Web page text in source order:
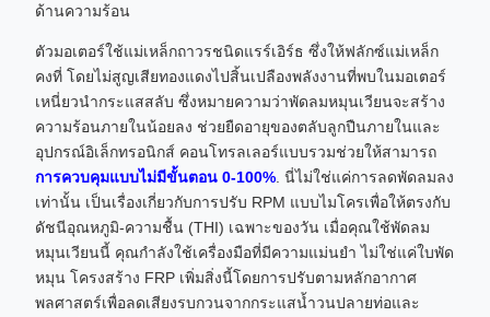
ด้านความร้อน
ตัวมอเตอร์ใช้แม่เหล็กถาวรชนิดแรร์เอิร์ธ ซึ่งให้ฟลักซ์แม่เหล็ก
คงที่ โดยไม่สูญเสียทองแดงไปสิ้นเปลืองพลังงานที่พบในมอเตอร์
เหนี่ยวนำกระแสสลับ ซึ่งหมายความว่าพัดลมหมุนเวียนจะสร้าง
ความร้อนภายในน้อยลง ช่วยยืดอายุของตลับลูกปืนภายในและ
อุปกรณ์อิเล็กทรอนิกส์ คอนโทรลเลอร์แบบรวมช่วยให้สามารถ
การควบคุมแบบไม่มีขั้นตอน 0-100% . นี่ไม่ใช่แค่การลดพัดลมลง
เท่านั้น เป็นเรื่องเกี่ยวกับการปรับ RPM แบบไมโครเพื่อให้ตรงกับ
ดัชนีอุณหภูมิ-ความชื้น (THI) เฉพาะของวัน เมื่อคุณใช้พัดลม
หมุนเวียนนี้ คุณกำลังใช้เครื่องมือที่มีความแม่นยำ ไม่ใช่แค่ใบพัด
หมุน โครงสร้าง FRP เพิ่มสิ่งนี้โดยการปรับตามหลักอากาศ
พลศาสตร์เพื่อลดเสียงรบกวนจากกระแสน้ำวนปลายท่อและ